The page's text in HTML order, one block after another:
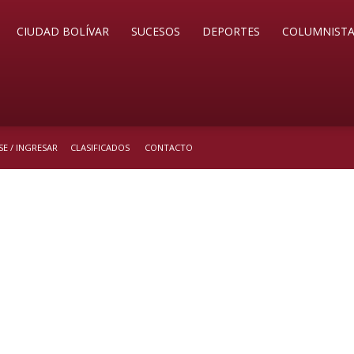
CIUDAD BOLÍVAR SUCESOS DEPORTES
/ INGRESAR CLASIFICADOS CONTACTO